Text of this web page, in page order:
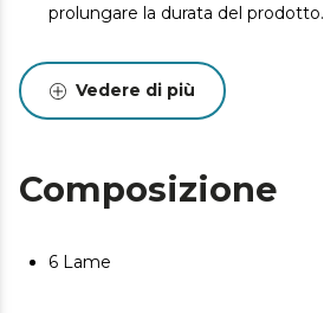
prolungare la durata del prodotto.
Vedere di più
Composizione
6 Lame